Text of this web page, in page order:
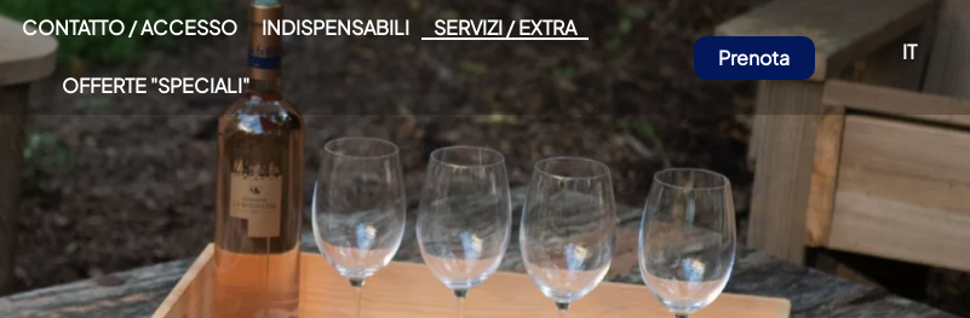
CONTATTO / ACCESSO INDISPENSABILI SERVIZI / EXTRA
OFFERTE "SPECIALI"
Prenota IT